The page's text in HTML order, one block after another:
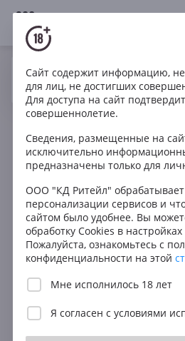
18+
Ваш город Москва ?
Вино Красное
Sinarra
Сайт содержит информацию,
для лиц, не достигших
Для доступа на сайт
совершеннолетие.
Сведения, размещенные на
исключительно
предназначены только для
ООО "КД Ритейл"
персонализации сервисов и
сайтом было удобнее. Вы
обработку Cookies в
Пожалуйста, ознакомьтесь с
конфиденциальности на этой
Мне исполнилось 18 лет
Я согласен с условиями